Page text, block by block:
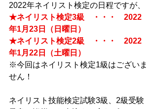
2022年ネイリスト検定の日程ですが、
★ネイリスト検定3級　・・・　2022
年1月23日（日曜日）
★ネイリスト検定2級　・・・　2022
年1月22日（土曜日）
※今回はネイリスト検定1級はございま
せん！
ネイリスト技能検定試験3級、2級受験